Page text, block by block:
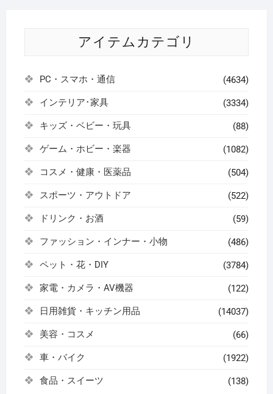
アイテムカテゴリ
PC・スマホ・通信 (4634)
インテリア･家具 (3334)
キッズ・ベビー・玩具 (88)
ゲーム・ホビー・楽器 (1082)
コスメ・健康・医薬品 (504)
スポーツ・アウトドア (522)
ドリンク・お酒 (59)
ファッション・インナー・小物 (486)
ペット・花・DIY (3784)
家電・カメラ・AV機器 (122)
日用雑貨・キッチン用品 (14037)
美容・コスメ (66)
車・バイク (1922)
食品・スイーツ (138)